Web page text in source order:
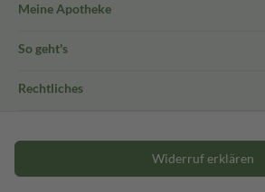
Meine Apotheke
So geht's
Rechtliches
Widerruf erklären